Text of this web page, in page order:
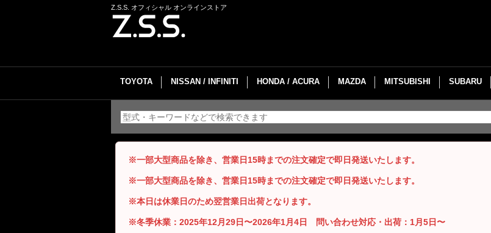
Z.S.S. オフィシャル オンラインストア
TOYOTA NISSAN / INFINITI HONDA / ACURA MAZDA MITSUBISHI SUBARU
※一部大型商品を除き、営業日15時までの注文確定で即日発送いたします。
※一部大型商品を除き、営業日15時までの注文確定で即日発送いたします。
※本日は休業日のため翌営業日出荷となります。
※冬季休業：2025年12月29日〜2026年1月4日 問い合わせ対応・出荷：1月5日〜